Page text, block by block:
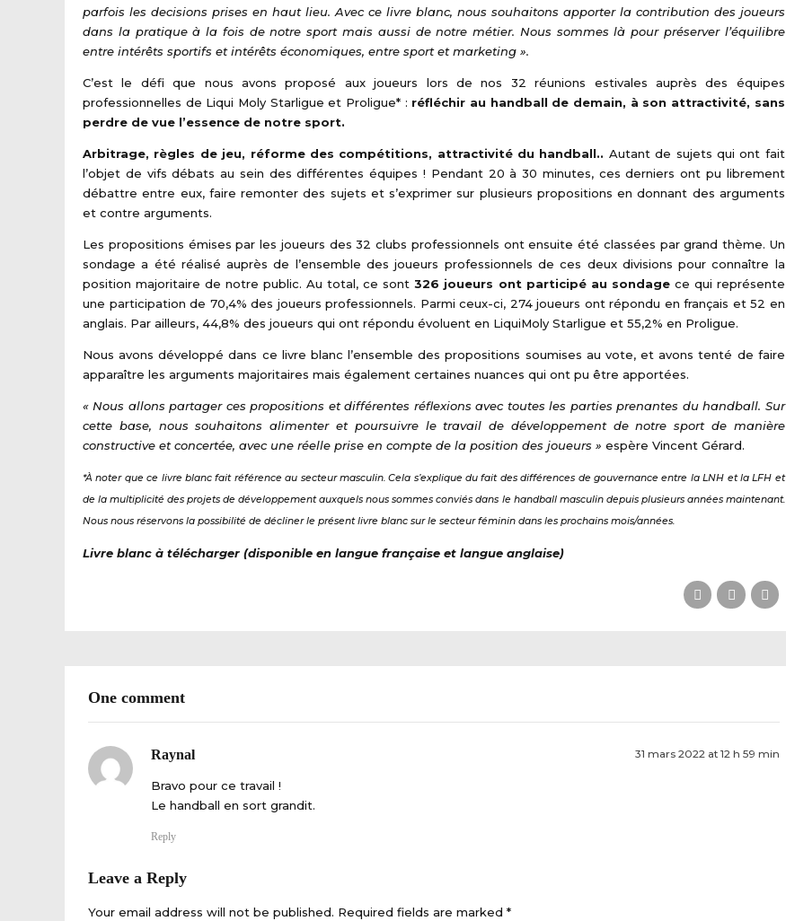
parfois les decisions prises en haut lieu. Avec ce livre blanc, nous souhaitons apporter la contribution des joueurs
dans la pratique à la fois de notre sport mais aussi de notre métier. Nous sommes là pour préserver l’équilibre
entre intérêts sportifs et intérêts économiques, entre sport et marketing ».
C’est le défi que nous avons proposé aux joueurs lors de nos 32 réunions estivales auprès des équipes
professionnelles de Liqui Moly Starligue et Proligue* : réfléchir au handball de demain, à son attractivité, sans
perdre de vue l’essence de notre sport.
Arbitrage, règles de jeu, réforme des compétitions, attractivité du handball.. Autant de sujets qui ont fait
l’objet de vifs débats au sein des différentes équipes ! Pendant 20 à 30 minutes, ces derniers ont pu librement
débattre entre eux, faire remonter des sujets et s’exprimer sur plusieurs propositions en donnant des arguments
et contre arguments.
Les propositions émises par les joueurs des 32 clubs professionnels ont ensuite été classées par grand thème. Un
sondage a été réalisé auprès de l’ensemble des joueurs professionnels de ces deux divisions pour connaître la
position majoritaire de notre public. Au total, ce sont326 joueurs ont participé au sondagece qui représente
une participation de 70,4% des joueurs professionnels. Parmi ceux-ci, 274 joueurs ont répondu en français et 52 en
anglais. Par ailleurs, 44,8% des joueurs qui ont répondu évoluent en LiquiMoly Starligue et 55,2% en Proligue.
Nous avons développé dans ce livre blanc l’ensemble des propositions soumises au vote, et avons tenté de faire
apparaître les arguments majoritaires mais également certaines nuances qui ont pu être apportées.
« Nous allons partager ces propositions et différentes réflexions avec toutes les parties prenantes du handball. Sur
cette base, nous souhaitons alimenter et poursuivre le travail de développement de notre sport de manière
constructive et concertée, avec une réelle prise en compte de la position des joueurs » espère Vincent Gérard.
*À noter que ce livre blanc fait référence au secteur masculin. Cela s’explique du fait des différences de gouvernance entre la LNH et la LFH et
de la multiplicité des projets de développement auxquels nous sommes conviés dans le handball masculin depuis plusieurs années maintenant.
Nous nous réservons la possibilité de décliner le présent livre blanc sur le secteur féminin dans les prochains mois/années.
Livre blanc à télécharger (disponible en langue française et langue anglaise)
One comment
Raynal 31 mars 2022 at 12 h 59 min
Bravo pour ce travail !
Le handball en sort grandit.
Reply
Leave a Reply
Your email address will not be published. Required fields are marked *